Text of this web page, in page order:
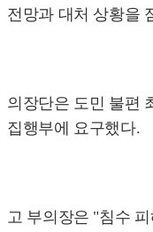
전망과 대처 상황을
의장단은 도민 불편
집행부에 요구했다.
고 부의장은 "침수